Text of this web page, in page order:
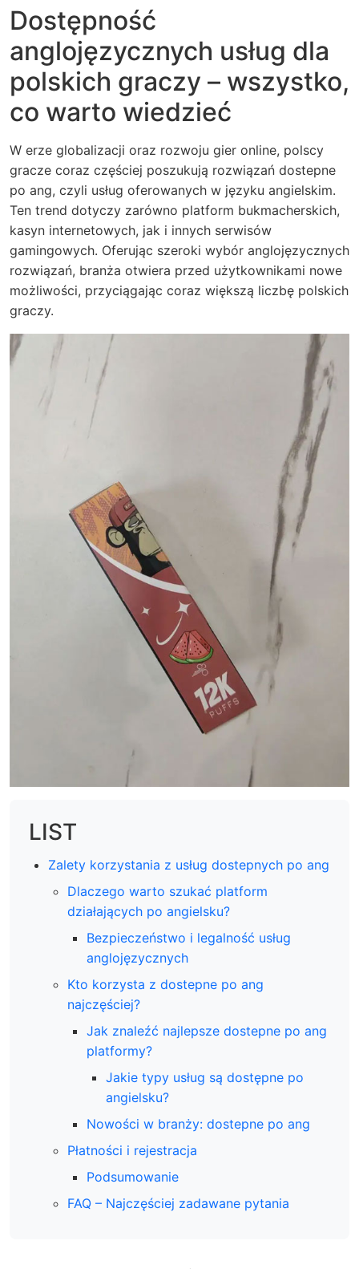
Dostępność
anglojęzycznych usług dla
polskich graczy – wszystko,
co warto wiedzieć
W erze globalizacji oraz rozwoju gier online, polscy
gracze coraz częściej poszukują rozwiązań dostepne
po ang, czyli usług oferowanych w języku angielskim.
Ten trend dotyczy zarówno platform bukmacherskich,
kasyn internetowych, jak i innych serwisów
gamingowych. Oferując szeroki wybór anglojęzycznych
rozwiązań, branża otwiera przed użytkownikami nowe
możliwości, przyciągając coraz większą liczbę polskich
graczy.
LIST
Zalety korzystania z usług dostepnych po ang
Dlaczego warto szukać platform
działających po angielsku?
Bezpieczeństwo i legalność usług
anglojęzycznych
Kto korzysta z dostepne po ang
najczęściej?
Jak znaleźć najlepsze dostepne po ang
platformy?
Jakie typy usług są dostępne po
angielsku?
Nowości w branży: dostepne po ang
Płatności i rejestracja
Podsumowanie
FAQ – Najczęściej zadawane pytania